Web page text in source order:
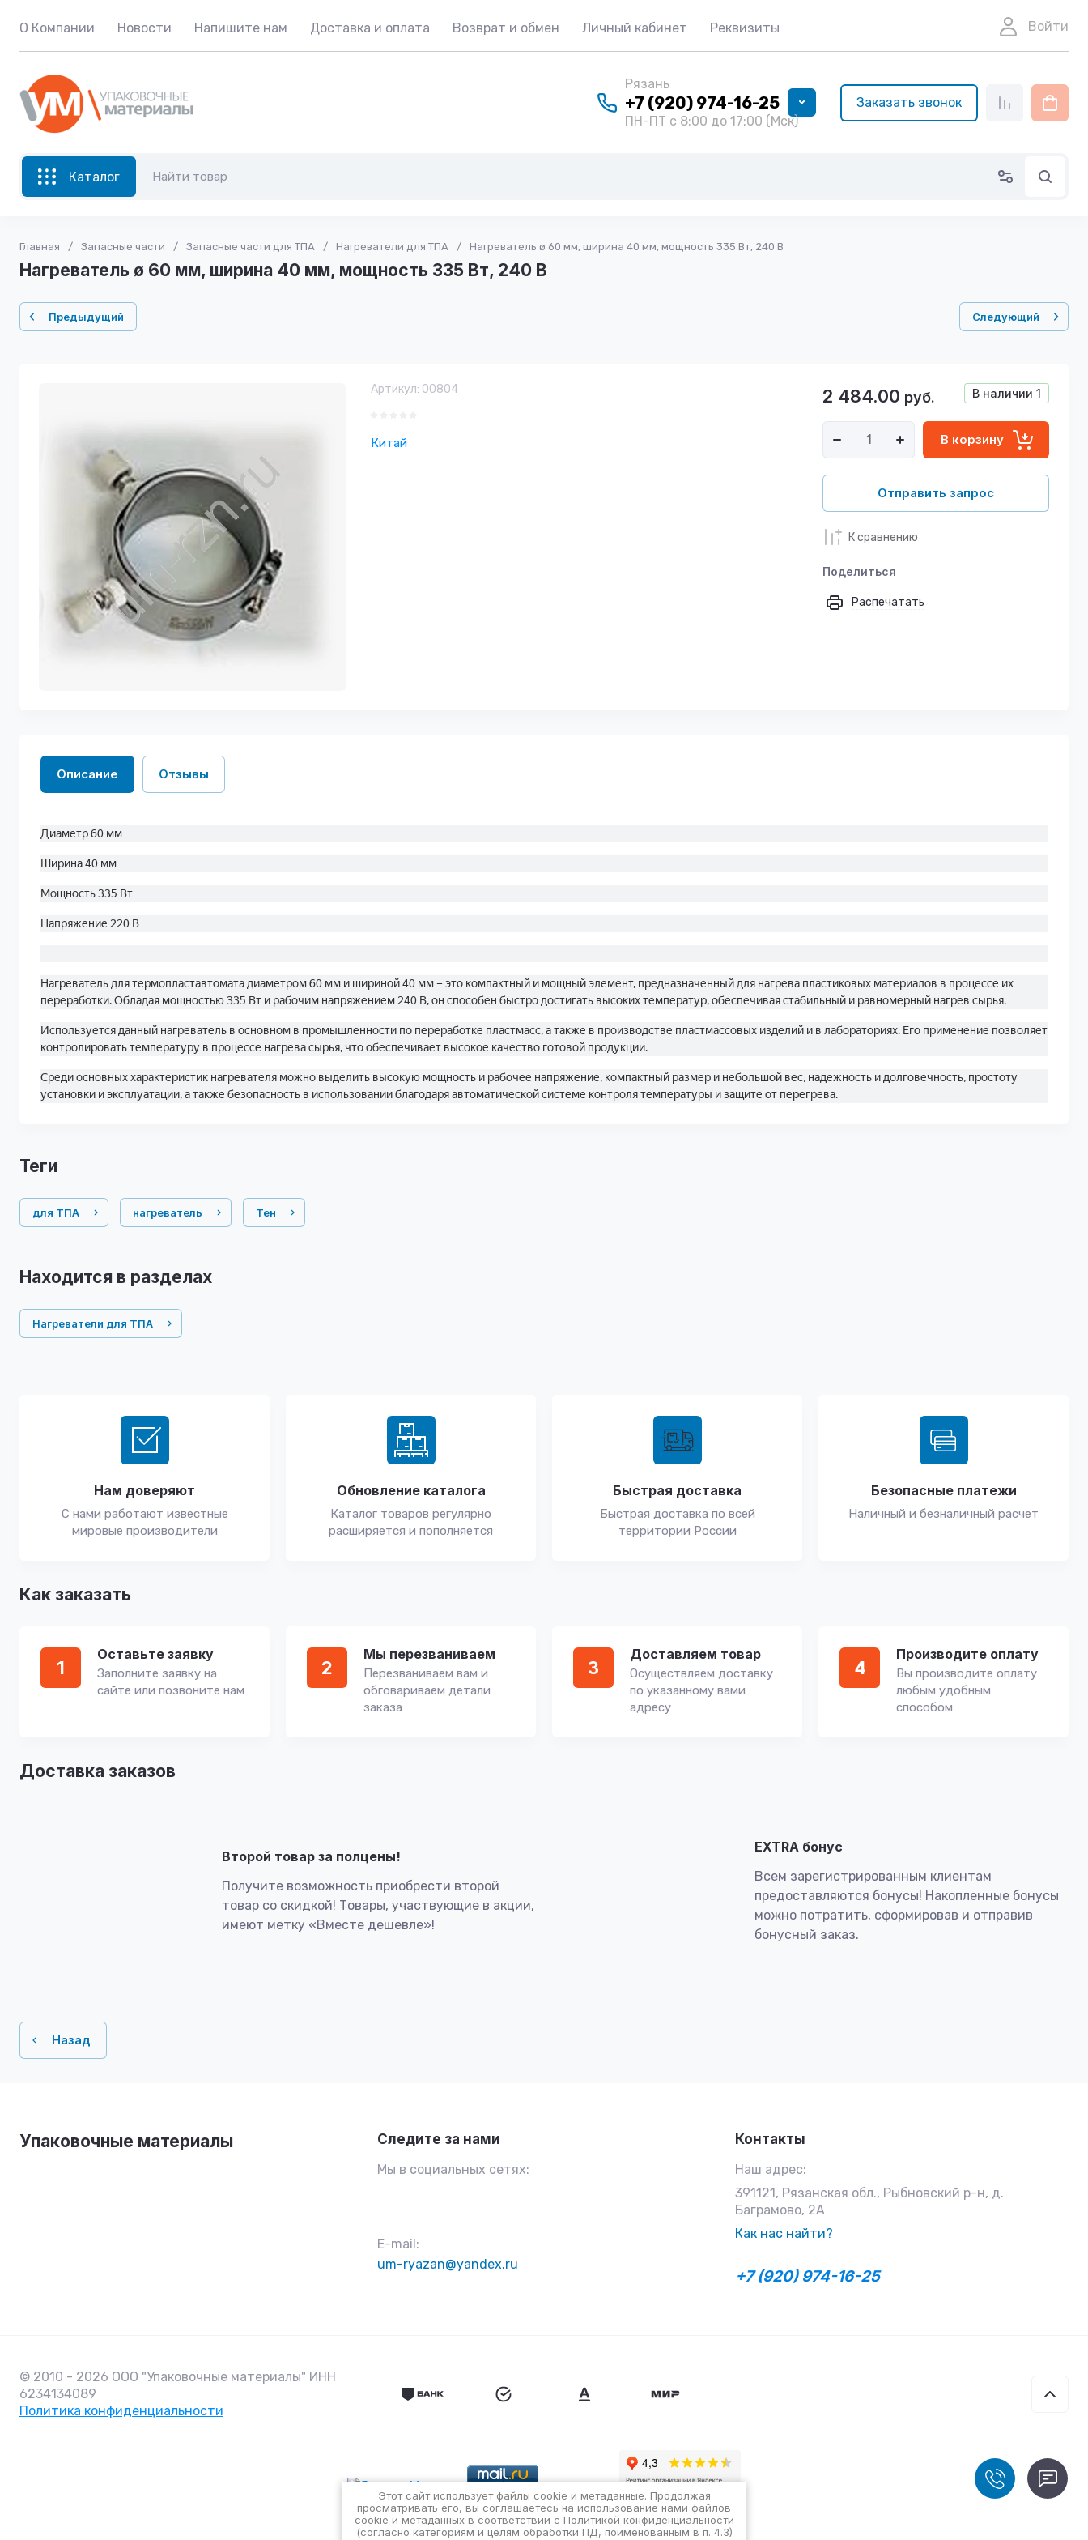
О Компании Новости Напишите нам Доставка и оплата Возврат и обмен Личный кабинет Реквизиты Войти
Каталог
Рязань
+7 (920) 974-16-25
ПН-ПТ с 8:00 до 17:00 (Мск)
Заказать звонок
Главная / Запасные части / Запасные части для ТПА / Нагреватели для ТПА / Нагреватель ø 60 мм, ширина 40 мм, мощность 335 Вт, 240 В
Нагреватель ø 60 мм, ширина 40 мм, мощность 335 Вт, 240 В
Предыдущий Следующий
Артикул: 00804
Китай
В наличии 1
2 484.00 руб.
В корзину
Отправить запрос
К сравнению
Поделиться
Распечатать
Описание Отзывы
Диаметр 60 мм
Ширина 40 мм
Мощность 335 Вт
Напряжение 220 В
Нагреватель для термопластавтомата диаметром 60 мм и шириной 40 мм – это компактный и мощный элемент, предназначенный для нагрева пластиковых материалов в процессе их
переработки. Обладая мощностью 335 Вт и рабочим напряжением 240 В, он способен быстро достигать высоких температур, обеспечивая стабильный и равномерный нагрев сырья.
Используется данный нагреватель в основном в промышленности по переработке пластмасс, а также в производстве пластмассовых изделий и в лабораториях. Его применение позволяет
контролировать температуру в процессе нагрева сырья, что обеспечивает высокое качество готовой продукции.
Среди основных характеристик нагревателя можно выделить высокую мощность и рабочее напряжение, компактный размер и небольшой вес, надежность и долговечность, простоту
установки и эксплуатации, а также безопасность в использовании благодаря автоматической системе контроля температуры и защите от перегрева.
теги
для ТПА нагреватель Тен
Находится в разделах
Нагреватели для ТПА
Нам доверяют
С нами работают известные
мировые производители
Обновление каталога
Каталог товаров регулярно
расширяется и пополняется
Быстрая доставка
Быстрая доставка по всей
территории России
Безопасные платежи
Наличный и безналичный расчет
Как заказать
1
Оставьте заявку
Заполните заявку на
сайте или позвоните нам
2
Мы перезваниваем
Перезваниваем вам и
обговариваем детали
заказа
3
Доставляем товар
Осуществляем доставку
по указанному вами
адресу
4
Производите оплату
Вы производите оплату
любым удобным
способом
Доставка заказов
Второй товар за полцены!
Получите возможность приобрести второй
товар со скидкой! Товары, участвующие в акции,
имеют метку «Вместе дешевле»!
EXTRA бонус
Всем зарегистрированным клиентам
предоставляются бонусы! Накопленные бонусы
можно потратить, сформировав и отправив
бонусный заказ.
Назад
Упаковочные материалы Следите за нами
Мы в социальных сетях:
E-mail:
um-ryazan@yandex.ru
Контакты
Наш адрес:
391121, Рязанская обл., Рыбновский р-н, д.
Баграмово, 2А
Как нас найти?
+7 (920) 974-16-25
© 2010 - 2026 ООО "Упаковочные материалы" ИНН
6234134089
Политика конфиденциальности
Этот сайт использует файлы cookie и метаданные. Продолжая
просматривать его, вы соглашаетесь на использование нами файлов
cookie и метаданных в соответствии с Политикой конфиденциальности
(согласно категориям и целям обработки ПД, поименованным в п. 4.3)